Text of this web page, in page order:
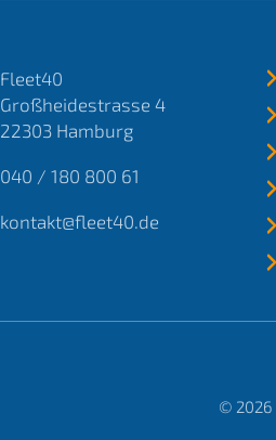
Fleet40
Großheidestrasse 4
22303 Hamburg
040 / 180 800 61
kontakt@fleet40.de
© 2026